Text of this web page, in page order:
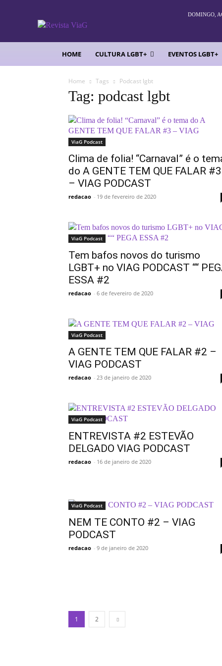
DOMINGO,
HOME CULTURA LGBT+ EVENTOS LGBT+
Home Tags Podcast lgbt
Tag: podcast lgbt
ViaG Podcast
Clima de folia! “Carnaval” é o
do A GENTE TEM QUE FALAR #3
– VIAG PODCAST
redacao - 19 de fevereiro de 2020
ViaG Podcast
Tem bafos novos do turismo
LGBT+ no VIAG PODCAST ““
ESSA #2
redacao - 6 de fevereiro de 2020
ViaG Podcast
A GENTE TEM QUE FALAR #2 –
VIAG PODCAST
redacao - 23 de janeiro de 2020
ViaG Podcast
ENTREVISTA #2 ESTEVÃO
DELGADO VIAG PODCAST
redacao - 16 de janeiro de 2020
ViaG Podcast
NEM TE CONTO #2 – VIAG
PODCAST
redacao - 9 de janeiro de 2020
1 2